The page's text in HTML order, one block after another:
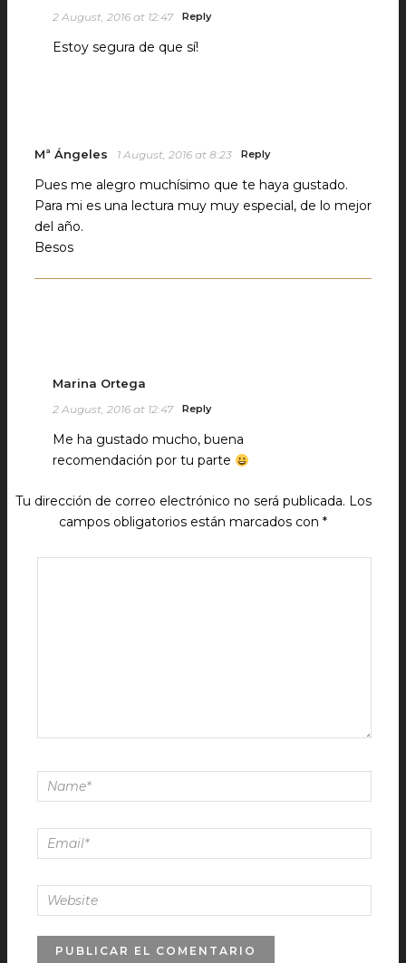
2 August, 2016 at 12:47 Reply
Estoy segura de que sí!
Mª Ángeles 1 August, 2016 at 8:23 Reply
Pues me alegro muchísimo que te haya gustado.
Para mi es una lectura muy muy especial, de lo mejor
del año.
Besos
Marina Ortega
2 August, 2016 at 12:47 Reply
Me ha gustado mucho, buena
recomendación por tu parte
Tu dirección de correo electrónico no será publicada. Los
campos obligatorios están marcados con*